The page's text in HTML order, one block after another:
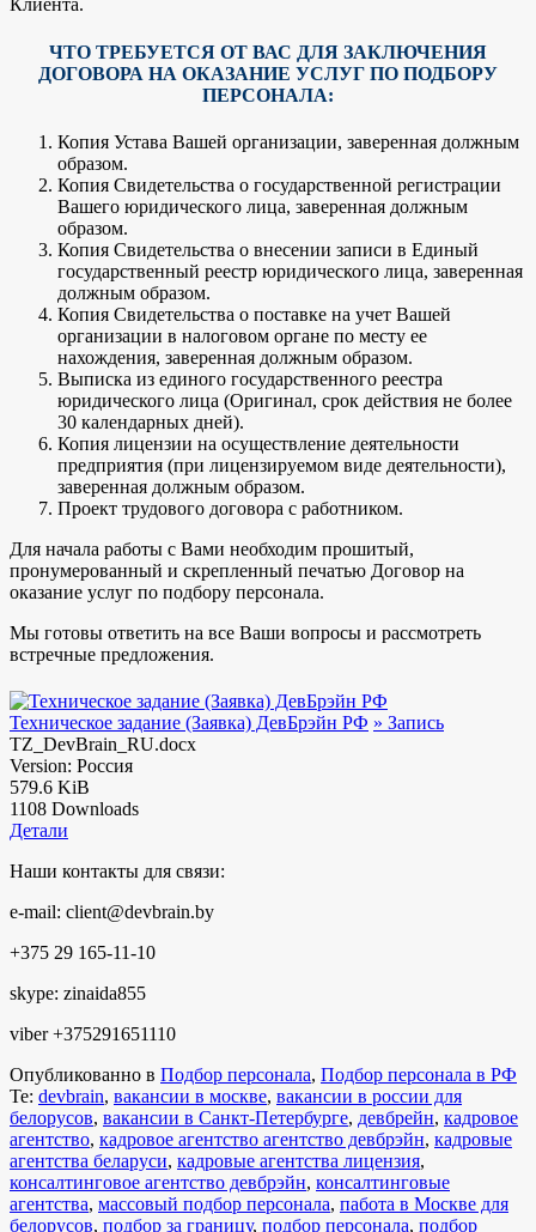
Клиента.
ЧТО ТРЕБУЕТСЯ ОТ ВАС ДЛЯ ЗАКЛЮЧЕНИЯ
ДОГОВОРА НА ОКАЗАНИЕ УСЛУГ ПО ПОДБОРУ
ПЕРСОНАЛА:
Копия Устава Вашей организации, заверенная должным
образом.
Копия Свидетельства о государственной регистрации
Вашего юридического лица, заверенная должным
образом.
Копия Свидетельства о внесении записи в Единый
государственный реестр юридического лица, заверенная
должным образом.
Копия Свидетельства о поставке на учет Вашей
организации в налоговом органе по месту ее
нахождения, заверенная должным образом.
Выписка из единого государственного реестра
юридического лица (Оригинал, срок действия не более
30 календарных дней).
Копия лицензии на осуществление деятельности
предприятия (при лицензируемом виде деятельности),
заверенная должным образом.
Проект трудового договора с работником.
Для начала работы с Вами необходим прошитый,
пронумерованный и скрепленный печатью Договор на
оказание услуг по подбору персонала.
Мы готовы ответить на все Ваши вопросы и рассмотреть
встречные предложения.
Техническое задание (Заявка) ДевБрэйн РФ » Запись
TZ_DevBrain_RU.docx
Version: Россия
579.6 KiB
1108 Downloads
Детали
Наши контакты для связи:
e-mail: client@devbrain.by
+375 29 165-11-10
skype: zinaida855
viber +375291651110
Опубликованно в Подбор персонала, Подбор персонала в РФ
Те: devbrain, вакансии в москве, вакансии в россии для
белорусов, вакансии в Санкт-Петербурге, девбрейн, кадровое
агентство, кадровое агентство агентство девбрэйн, кадровые
агентства беларуси, кадровые агентства лицензия,
консалтинговое агентство девбрэйн, консалтинговые
агентства, массовый подбор персонала, пабота в Москве для
белорусов, подбор за границу, подбор персонала, подбор